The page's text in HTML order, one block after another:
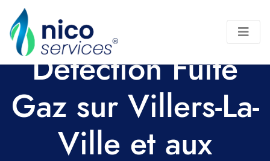
Détection Fuite
Gaz sur Villers-La-
Ville et aux